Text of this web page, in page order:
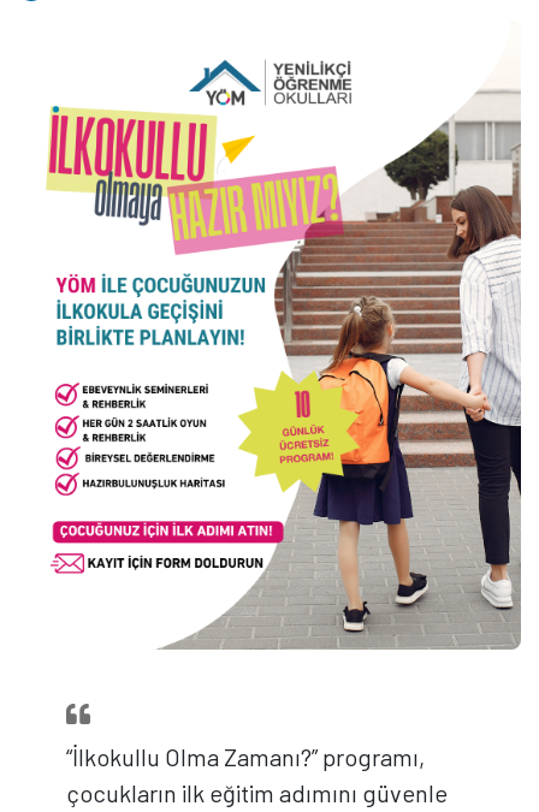
“İlkokullu Olma Zamanı?” programı,
çocukların ilk eğitim adımını güvenle